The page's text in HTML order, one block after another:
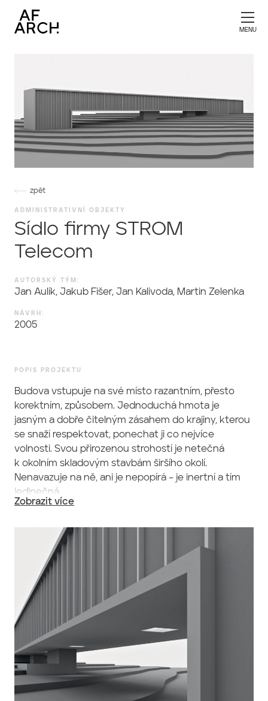
zpět
ADMINISTRATIVNÍ OBJEKTY
Sídlo firmy STROM
Telecom
AUTORSKÝ TÝM:
Jan Aulík, Jakub Fišer, Jan Kalivoda, Martin Zelenka
NÁVRH:
2005
POPIS PROJEKTU
Budova vstupuje na své místo razantním, přesto
korektním, způsobem. Jednoduchá hmota je
jasným a dobře čitelným zásahem do krajiny, kterou
se snaží respektovat, ponechat ji co nejvíce
volnosti. Svou přirozenou strohostí je netečná
k okolním skladovým stavbám širšího okolí.
Nenavazuje na ně, ani je nepopírá – je inertní a tím
jedinečná.
Zobrazit více